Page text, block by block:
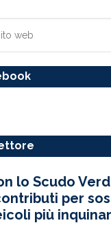
lo Scudo
per
più